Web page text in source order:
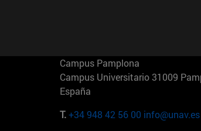
Campus Pamplona
Campus Universitario 31009
España
T.+34 948 42 56 00 info@unav.es